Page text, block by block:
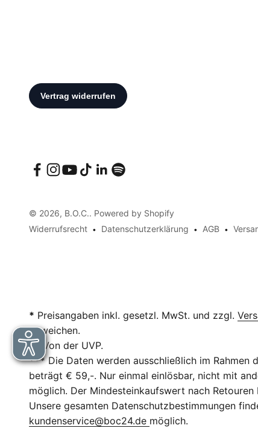
© 2026, B.O.C.. Powered by Shopify
Widerrufsrecht
Datenschutzerklärung AGB
* Preisangaben inkl. gesetzl. MwSt. und zzgl.
abweichen.
** Von der UVP.
***Die Daten werden ausschließlich im Rahmen
beträgt € 59,-. Nur einmal einlösbar, nicht mit
möglich. Der Mindesteinkaufswert nach
Unsere gesamten Datenschutzbestimmungen
kundenservice@boc24.de möglich.